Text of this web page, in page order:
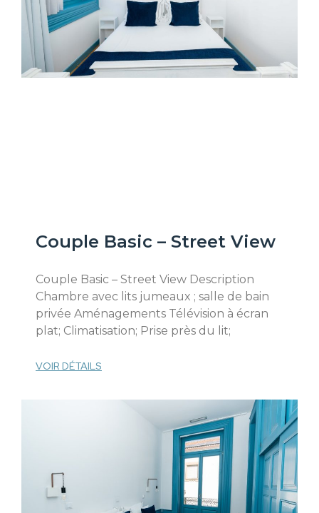
Couple Basic – Street View
Couple Basic – Street View Description
Chambre avec lits jumeaux ; salle de bain
privée Aménagements Télévision à écran
plat; Climatisation; Prise près du lit;
VOIR DÉTAILS